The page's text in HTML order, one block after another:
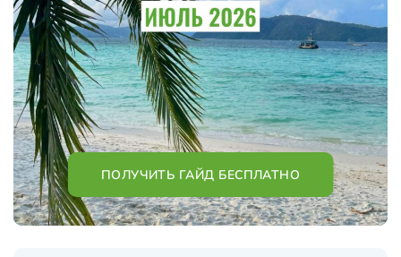
ПОЛУЧИТЬ ГАЙД БЕСПЛАТНО